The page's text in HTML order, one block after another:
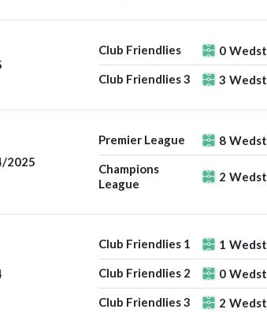
Club Friendlies 0
Club Friendlies 3 3
2025
Premier League 8
Champions
League
2
Club Friendlies 1 1
Club Friendlies 2 0
Club Friendlies 3 2